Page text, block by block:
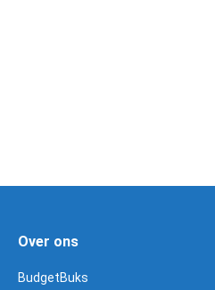
Over ons
BudgetBuks